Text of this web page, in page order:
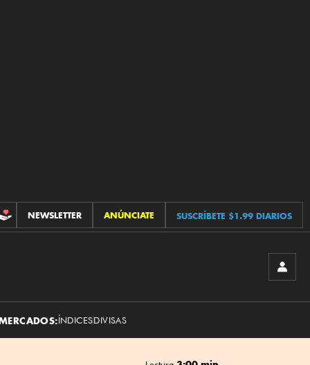
CONTRIBUCIONES
NEWSLETTER ANÚNCIATE SUSCRÍBETE $1.99 DIARIOS
ÍNDICESDIVISAS